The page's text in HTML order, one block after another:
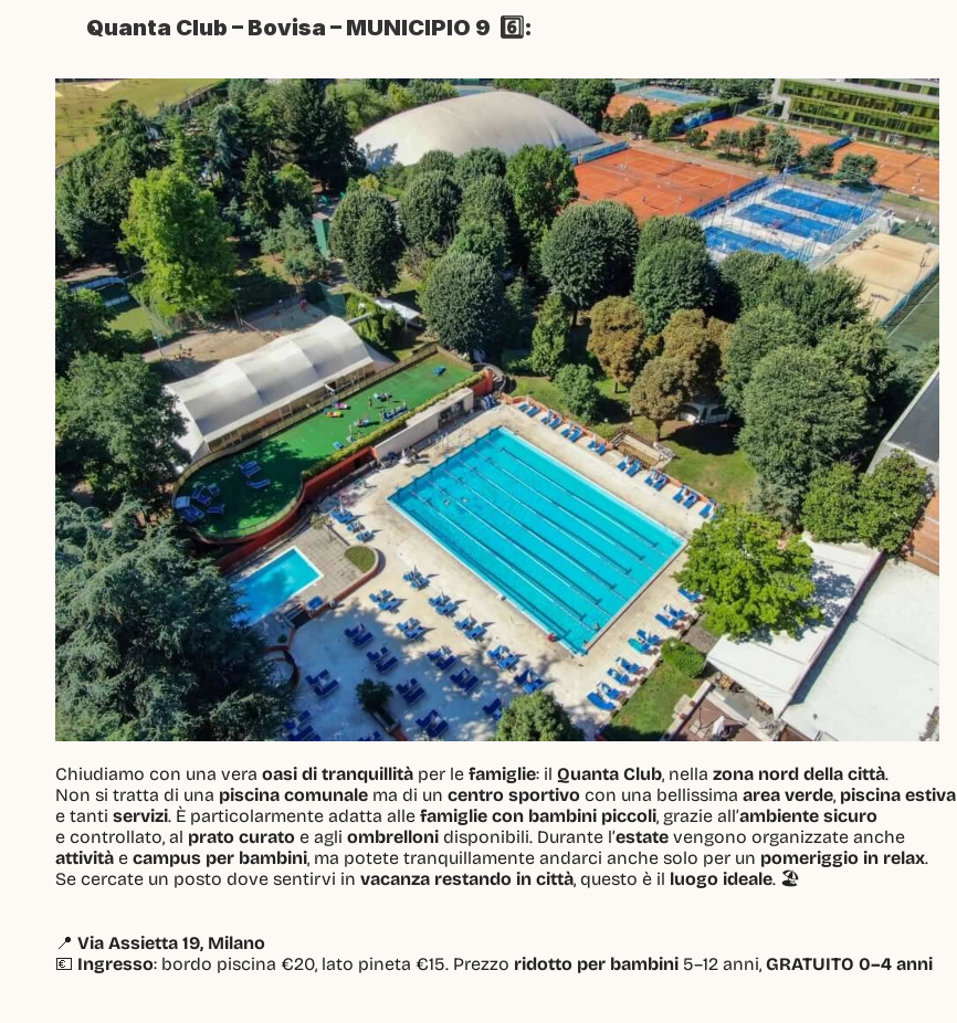
Quanta Club – Bovisa – MUNICIPIO 9  6️⃣:
Chiudiamo con una vera oasi di tranquillità per le famiglie: il Quanta Club, nella zona nord della città.
Non si tratta di una piscina comunale ma di un centro sportivo con una bellissima area verde, piscina estiva
e tanti servizi. È particolarmente adatta alle famiglie con bambini piccoli, grazie all’ambiente sicuro
e controllato, al prato curato e agli ombrelloni disponibili. Durante l’estate vengono organizzate anche
attività e campus per bambini, ma potete tranquillamente andarci anche solo per un pomeriggio in relax.
Se cercate un posto dove sentirvi in vacanza restando in città, questo è il luogo ideale. 🏖️
📍 Via Assietta 19, Milano
💶 Ingresso: bordo piscina €20, lato pineta €15. Prezzo ridotto per bambini 5–12 anni, GRATUITO 0–4 anni